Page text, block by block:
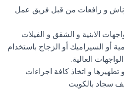
اوناش و رافعات من قبل فريق عمل
الابنية و الشقق و الفيلات
أو السيراميك أو الزجاج باستخدام
العالية.
و اتخاذ كافة اجراءات
سجاد بالكويت